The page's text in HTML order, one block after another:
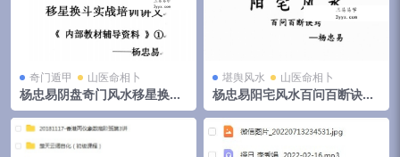
奇门遁甲 山医命相卜
杨忠易阴盘奇门风水移星换斗
实战培训讲义.pdf 92页 百度
云
堪舆风水 山医命相卜
杨忠易阳宅风水百问百断诀窍
132页.pdf 资料合集 百度云下
载！